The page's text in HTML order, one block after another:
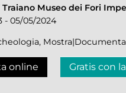
Museo dei Fori
- 05/05/2024
online Gratis con